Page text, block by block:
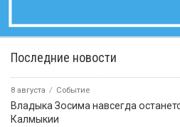
Последние новости
8 августа Событие
Владыка Зосима навсегда
Калмыкии